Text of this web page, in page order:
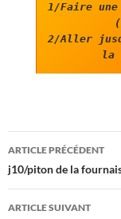
1/Faire
2/Aller
la
Navigation
des
articles
ARTICLE PRÉCÉDENT
j10/piton de la
ARTICLE SUIVANT